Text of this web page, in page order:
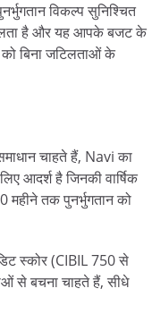
विकल्प सुनिश्चित
है और यह आपके बजट के
बिना जटिलताओं के
चाहते हैं, Navi का
आदर्श है जिनकी वार्षिक
तक पुनर्भुगतान को
स्कोर (CIBIL 750 से
से बचना चाहते हैं, सीधे